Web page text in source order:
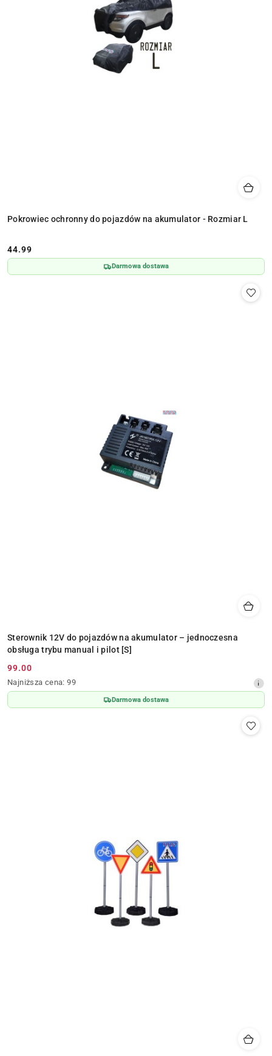
Pokrowiec ochronny do pojazdów na akumulator - Rozmiar L
Cena:
44.99
Darmowa dostawa
Sterownik 12V do pojazdów na akumulator – jednoczesna
obsługa trybu manual i pilot [S]
Cena
promocyjna:
99.00
Najniższa
cena
z
Najniższa cena: 99
Darmowa dostawa